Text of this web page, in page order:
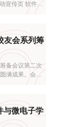
宣传页 软件与
复合型、创新
金融、管理、
的生活、学...
友会系列筹
备会议第二次
满成果。会议
学院相关老师及
件与微电子学
沟通，将校友...
微电子学